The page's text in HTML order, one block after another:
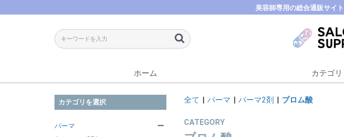
美容師専用の総合通販サイ
ホーム カテゴリ
カテゴリを選択
パーマ
ー
全て パーマ パーマ2剤 ブロム酸
CATEGORY